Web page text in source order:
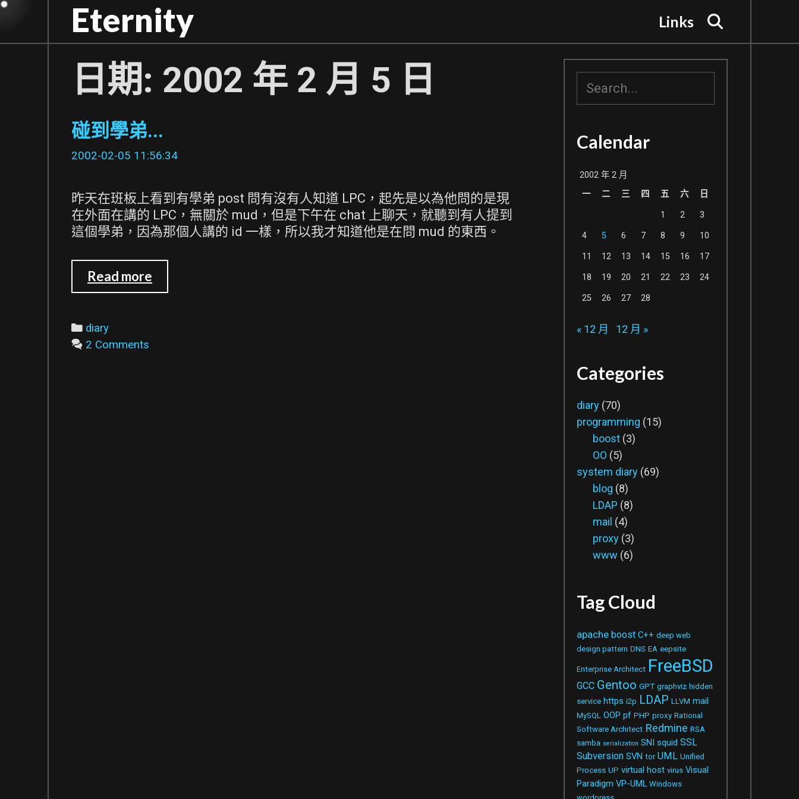
Skip
content
Eternity Links
日期: 2002 年 2 月 5 日
碰到學弟...
2002-02-05 11:56:34
昨天在班板上看到有學弟 post 問有沒有人知道 LPC，起先是以為他問的是現
在外面在講的 LPC，無關於 mud，但是下午在 chat 上聊天，就聽到有人提到
這個學弟，因為那個人講的 id 一樣，所以我才知道他是在問 mud 的東西。
Read more
到
Categories
diary
2 Comments
Calendar
2002 年 2 月
一
二 三 四 五 六 日
1 2 3
4 5 6 7 8 9 10
11 12 13 14 15 16 17
18 19 20 21 22 23 24
25 26 27 28
« 12 月 12 月 »
Categories
diary (70)
programming (15)
boost (3)
OO (5)
system diary (69)
blog (8)
LDAP (8)
mail (4)
proxy (3)
www (6)
Tag Cloud
apache boost C++ deep web
design pattern DNS EA eepsite
Enterprise Architect FreeBSD
GCC Gentoo GPT graphviz hidden
service https i2p LDAP LLVM mail
MySQL OOP pf PHP proxy Rational
Software Architect Redmine RSA
samba serialization SNI squid SSL
Subversion SVN tor UML Unified
Process UP virtual host virus Visual
Paradigm VP-UML Windows